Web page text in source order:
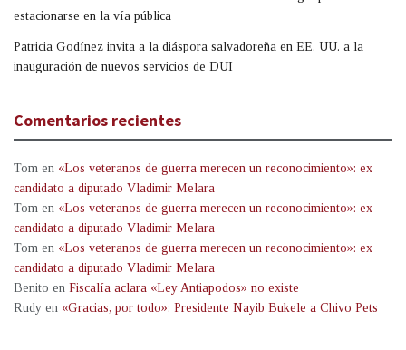
estacionarse en la vía pública
Patricia Godínez invita a la diáspora salvadoreña en EE. UU. a la
inauguración de nuevos servicios de DUI
Comentarios recientes
Tom en «Los veteranos de guerra merecen un reconocimiento»: ex
candidato a diputado Vladimir Melara
Tom en «Los veteranos de guerra merecen un reconocimiento»: ex
candidato a diputado Vladimir Melara
Tom en «Los veteranos de guerra merecen un reconocimiento»: ex
candidato a diputado Vladimir Melara
Benito en Fiscalía aclara «Ley Antiapodos» no existe
Rudy en «Gracias, por todo»: Presidente Nayib Bukele a Chivo Pets